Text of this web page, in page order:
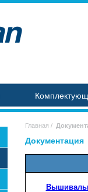
Главная /
Документация